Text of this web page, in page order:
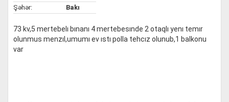
Şəhər:
Bakı
73 kv,5 mertebelı bınanı 4 mertebesınde 2 otaqlı yenı temır
olunmus menzıl,umumı ev ıstı polla tehcız olunub,1 balkonu
var